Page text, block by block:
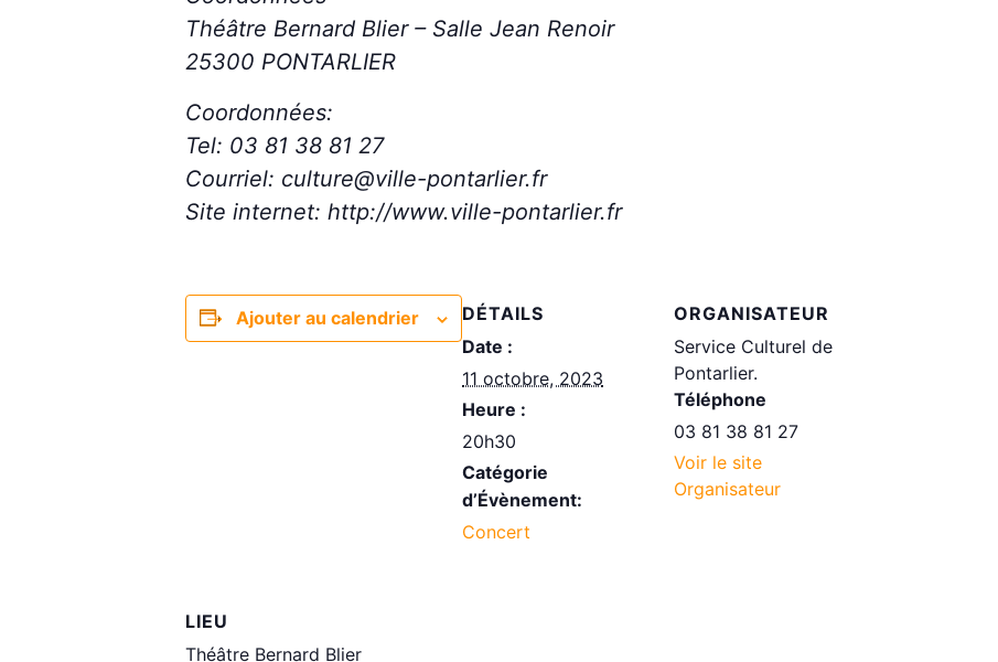
Théâtre Bernard Blier – Salle Jean Renoir
25300 PONTARLIER
Coordonnées:
Tel: 03 81 38 81 27
Courriel: culture@ville-pontarlier.fr
Site internet: http://www.ville-pontarlier.fr
Ajouter au calendrier
DÉTAILS
Date :
11 octobre, 2023
Heure :
20h30
Catégorie
d’Évènement:
Concert
ORGANISATEUR
Service Culturel de
Pontarlier.
Téléphone
03 81 38 81 27
Voir le site
Organisateur
LIEU
Théâtre Bernard Blier